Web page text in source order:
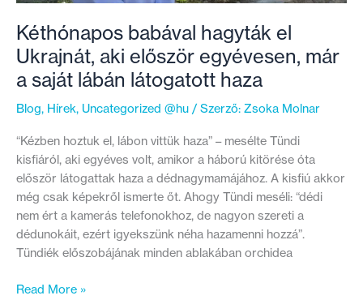
Kéthónapos babával hagyták el
Ukrajnát, aki először egyévesen, már
a saját lábán látogatott haza
Blog, Hírek, Uncategorized @hu / Szerző: Zsoka Molnar
“Kézben hoztuk el, lábon vittük haza” – mesélte Tündi
kisfiáról, aki egyéves volt, amikor a háború kitörése óta
először látogattak haza a dédnagymamájához. A kisfiú akkor
még csak képekről ismerte őt. Ahogy Tündi meséli: “dédi
nem ért a kamerás telefonokhoz, de nagyon szereti a
dédunokáit, ezért igyekszünk néha hazamenni hozzá”.
Tündiék előszobájának minden ablakában orchidea
Kéthónapos
Read More »